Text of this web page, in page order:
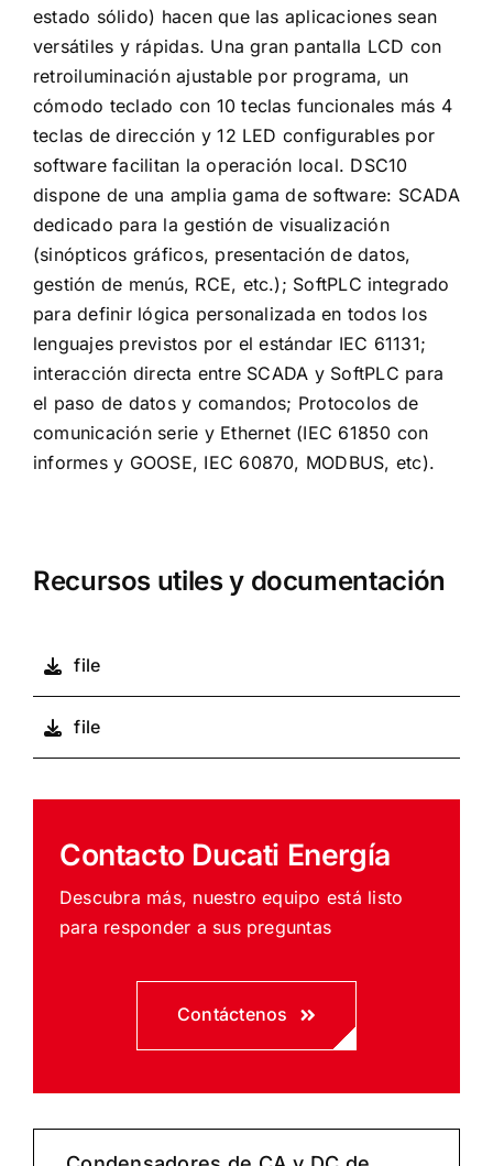
estado sólido) hacen que las aplicaciones sean
versátiles y rápidas. Una gran pantalla LCD con
retroiluminación ajustable por programa, un
cómodo teclado con 10 teclas funcionales más 4
teclas de dirección y 12 LED configurables por
software facilitan la operación local. DSC10
dispone de una amplia gama de software: SCADA
dedicado para la gestión de visualización
(sinópticos gráficos, presentación de datos,
gestión de menús, RCE, etc.); SoftPLC integrado
para definir lógica personalizada en todos los
lenguajes previstos por el estándar IEC 61131;
interacción directa entre SCADA y SoftPLC para
el paso de datos y comandos; Protocolos de
comunicación serie y Ethernet (IEC 61850 con
informes y GOOSE, IEC 60870, MODBUS, etc).
Recursos utiles y documentación
file
file
Contacto Ducati Energía
Descubra más, nuestro equipo está listo
para responder a sus preguntas
Contáctenos